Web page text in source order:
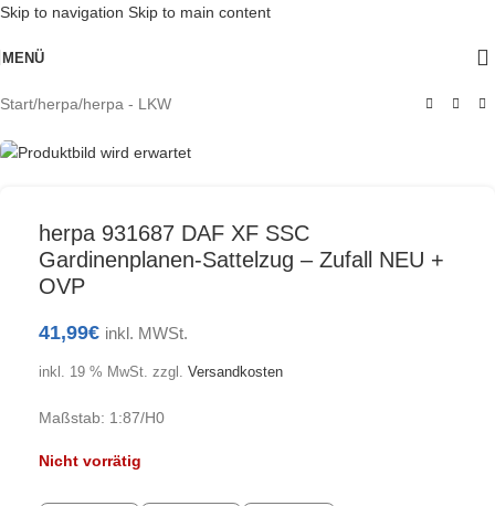
Skip to navigation Skip to main content
MENÜ
Start/herpa/herpa - LKW
Ausverkauft
herpa 931687 DAF XF SSC
Gardinenplanen-Sattelzug – Zufall NEU +
OVP
41,99€ inkl. MWSt.
inkl. 19 % MwSt. zzgl. Versandkosten
Maßstab: 1:87/H0
Nicht vorrätig